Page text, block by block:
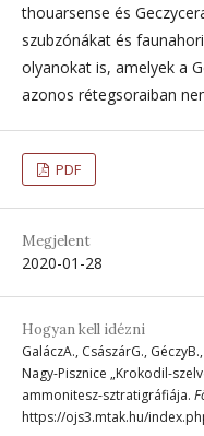
thouarsense és
szubzónákat és
olyanokat is, amelyek a
azonos rétegsoraiban
PDF
Megjelent
2020-01-28
Hogyan kell idézni
GaláczA., CsászárG.,
Nagy-Pisznice „Krokodil-
ammonitesz-sztratigráfiája.
https://ojs3.mtak.hu/